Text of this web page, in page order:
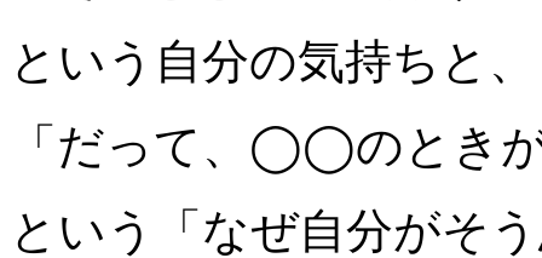
という自分の気持ちと、
「だって、◯◯のとき
という「なぜ自分がそ